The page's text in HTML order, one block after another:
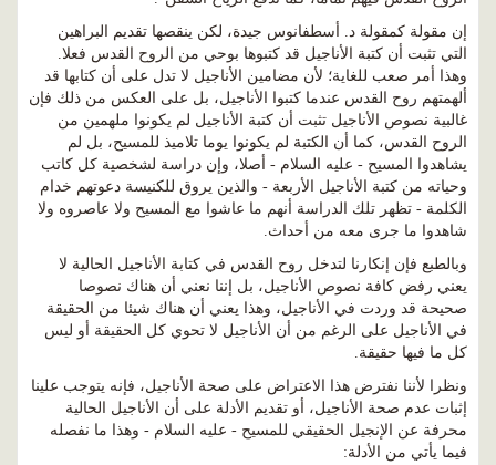
إن مقولة كمقولة د. أسطفانوس جيدة، لكن ينقصها تقديم البراهين
التي تثبت أن كتبة الأناجيل قد كتبوها بوحي من الروح القدس فعلا.
وهذا أمر صعب للغاية؛ لأن مضامين الأناجيل لا تدل على أن كتابها قد
ألهمتهم روح القدس عندما كتبوا الأناجيل، بل على العكس من ذلك فإن
غالبية نصوص الأناجيل تثبت أن كتبة الأناجيل لم يكونوا ملهمين من
الروح القدس، كما أن الكتبة لم يكونوا يوما تلاميذ للمسيح، بل لم
يشاهدوا المسيح - عليه السلام - أصلا، وإن دراسة لشخصية كل كاتب
وحياته من كتبة الأناجيل الأربعة - والذين يروق للكنيسة دعوتهم خدام
الكلمة - تظهر تلك الدراسة أنهم ما عاشوا مع المسيح ولا عاصروه ولا
شاهدوا ما جرى معه من أحداث.
وبالطبع فإن إنكارنا لتدخل روح القدس في كتابة الأناجيل الحالية لا
يعني رفض كافة نصوص الأناجيل، بل إننا نعني أن هناك نصوصا
صحيحة قد وردت في الأناجيل، وهذا يعني أن هناك شيئا من الحقيقة
في الأناجيل على الرغم من أن الأناجيل لا تحوي كل الحقيقة أو ليس
كل ما فيها حقيقة.
ونظرا لأننا نفترض هذا الاعتراض على صحة الأناجيل، فإنه يتوجب علينا
إثبات عدم صحة الأناجيل، أو تقديم الأدلة على أن الأناجيل الحالية
محرفة عن الإنجيل الحقيقي للمسيح - عليه السلام - وهذا ما نفصله
فيما يأتي من الأدلة: